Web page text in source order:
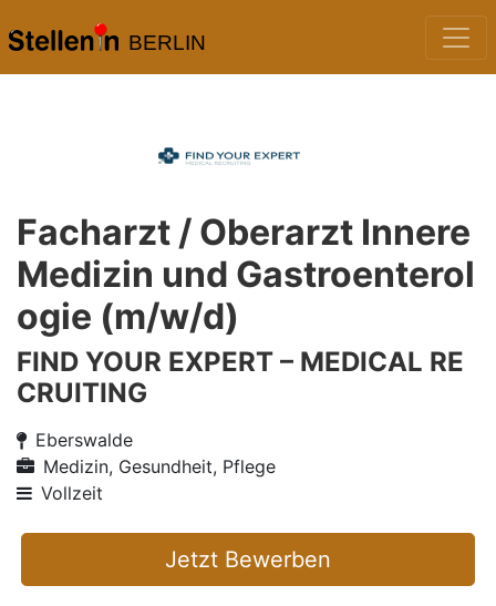
BERLIN
Facharzt / Oberarzt Innere
Medizin und Gastroenterol
ogie (m/w/d)
FIND YOUR EXPERT – MEDICAL RE
CRUITING
Eberswalde
Medizin, Gesundheit, Pflege
Vollzeit
Jetzt Bewerben